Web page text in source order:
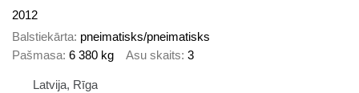
2012
Balstiekārta pneimatisks/pneimatisks
Pašmasa 6 380 kg Asu skaits 3
Latvija, Rīga